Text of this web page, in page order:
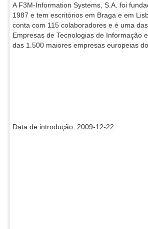
A F3M-Information Systems, S.A. foi
1987 e tem escritórios em Braga e em
conta com 115 colaboradores e é uma
Empresas de Tecnologias de Informação
das 1.500 maiores empresas europeias
Data de introdução: 2009-12-22